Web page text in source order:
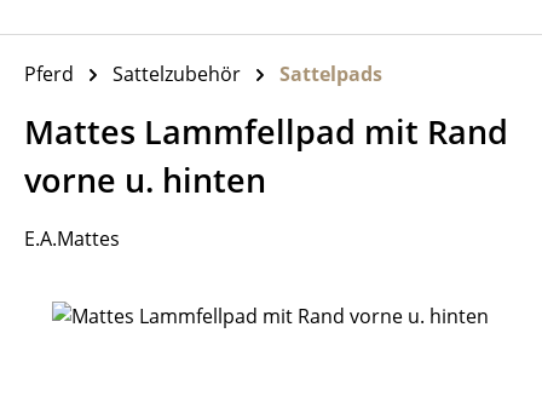
Pferd Sattelzubehör Sattelpads
Mattes Lammfellpad mit Rand
vorne u. hinten
E.A.Mattes
Bildergalerie überspringen